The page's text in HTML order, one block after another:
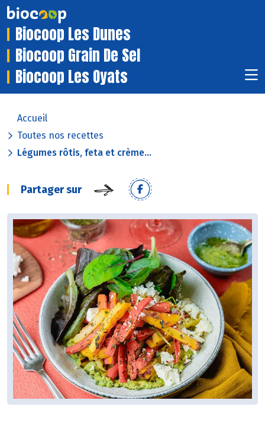
Biocoop Les Dunes
Biocoop Grain De Sel
Biocoop Les Oyats
Accueil
Toutes nos recettes
Légumes rôtis, feta et crème...
Partager sur